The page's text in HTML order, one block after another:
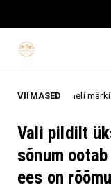
VIIMASED
neli märki näitavad, et
Vali pildilt
sõnum
ees on